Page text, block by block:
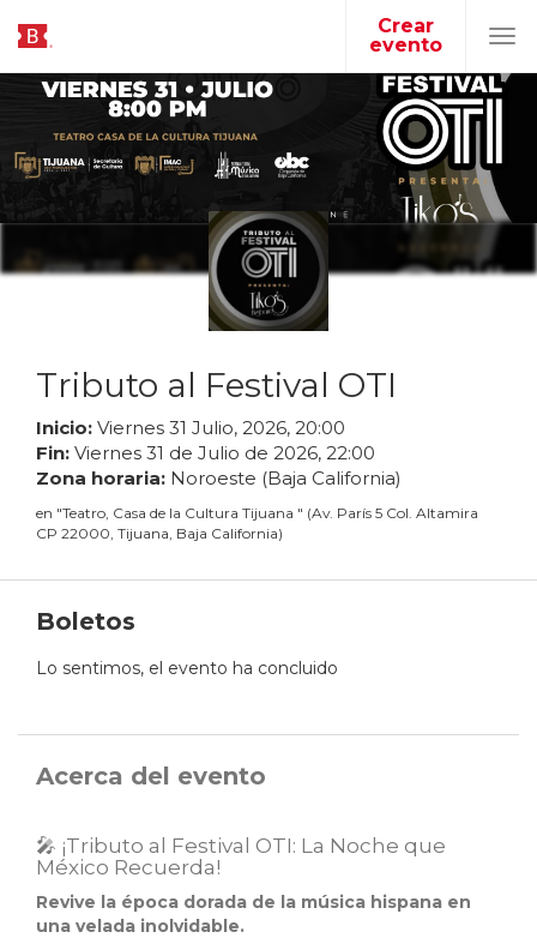
Crear
evento
Tributo al Festival OTI
Inicio: Viernes 31 Julio, 2026, 20:00
Fin: Viernes 31 de Julio de 2026, 22:00
Zona horaria: Noroeste (Baja California)
en "Teatro, Casa de la Cultura Tijuana " (Av. París 5 Col. Altamira
CP 22000, Tijuana, Baja California)
Boletos
Lo sentimos, el evento ha concluido
Acerca del evento
🎤 ¡Tributo al Festival OTI: La Noche que
México Recuerda!
Revive la época dorada de la música hispana en
una velada inolvidable.